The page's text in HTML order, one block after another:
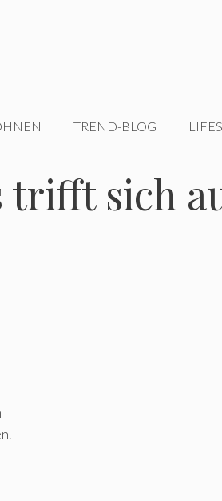
TREND-BLOG
trifft sich